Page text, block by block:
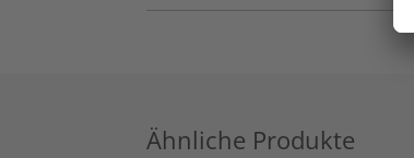
Ähnliche Produkte